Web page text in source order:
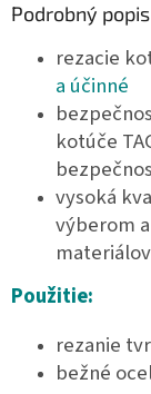
Podrobný popis
rezacie
a účinné
kotúče
vysoká
výberom
materiálov
Použitie:
rezanie
bežné